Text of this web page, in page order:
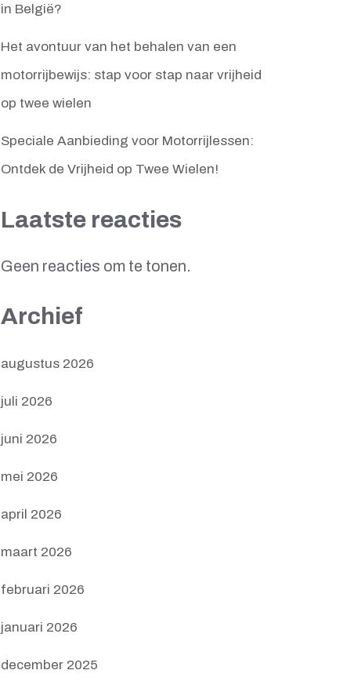
in België?
Het avontuur van het behalen van een
motorrijbewijs: stap voor stap naar vrijheid
op twee wielen
Speciale Aanbieding voor Motorrijlessen:
Ontdek de Vrijheid op Twee Wielen!
Laatste reacties
Geen reacties om te tonen.
Archief
augustus 2026
juli 2026
juni 2026
mei 2026
april 2026
maart 2026
februari 2026
januari 2026
december 2025